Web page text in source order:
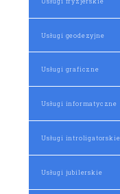
Usługi geodezyjne
Usługi graficzne
Usługi informatyczne
Usługi introligatorskie
Usługi jubilerskie